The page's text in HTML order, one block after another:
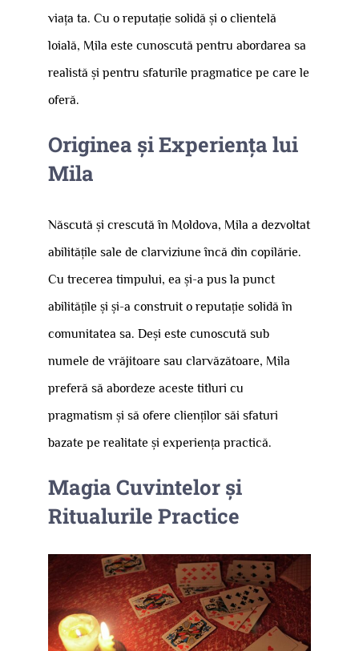
viața ta. Cu o reputație solidă și o clientelă
loială, Mila este cunoscută pentru abordarea sa
realistă și pentru sfaturile pragmatice pe care le
oferă.
Originea și Experiența lui
Mila
Născută și crescută în Moldova, Mila a dezvoltat
abilitățile sale de clarviziune încă din copilărie.
Cu trecerea timpului, ea și-a pus la punct
abilitățile și și-a construit o reputație solidă în
comunitatea sa. Deși este cunoscută sub
numele de vrăjitoare sau clarvăzătoare, Mila
preferă să abordeze aceste titluri cu
pragmatism și să ofere clienților săi sfaturi
bazate pe realitate și experiența practică.
Magia Cuvintelor și
Ritualurile Practice